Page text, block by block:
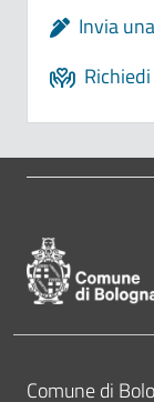
Invia
Contatti
Comune di